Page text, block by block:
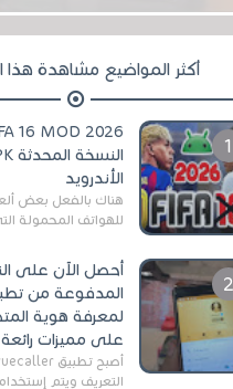
أكثر المواضيع مشاهدة هذا
الأندرويد
هناك بالفعل بعض
للهواتف المحمولة
مثل EA Sports ...
أحصل الآن على
المدفوعة من
لمعرفة هوية
على مميزات
التعريف ويتم